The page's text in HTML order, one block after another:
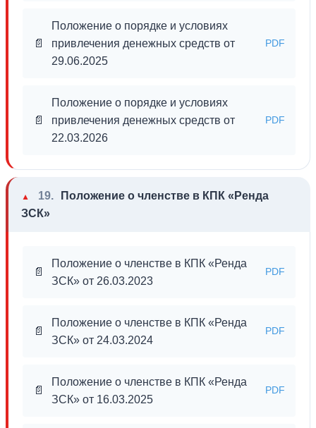
📄
Положение о порядке и условиях
привлечения денежных средств от
29.06.2025
PDF
📄
Положение о порядке и условиях
привлечения денежных средств от
22.03.2026
PDF
19.
Положение о членстве в КПК «Ренда
ЗСК»
📄
Положение о членстве в КПК «Ренда
ЗСК» от 26.03.2023
PDF
📄
Положение о членстве в КПК «Ренда
ЗСК» от 24.03.2024
PDF
📄
Положение о членстве в КПК «Ренда
ЗСК» от 16.03.2025
PDF